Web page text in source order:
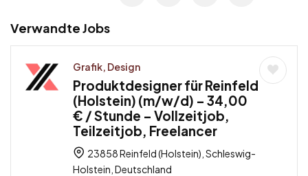
Verwandte Jobs
Grafik, Design
Produktdesigner für Reinfeld
(Holstein) (m/w/d) – 34,00
€ / Stunde – Vollzeitjob,
Teilzeitjob, Freelancer
23858 Reinfeld (Holstein), Schleswig-
Holstein, Deutschland